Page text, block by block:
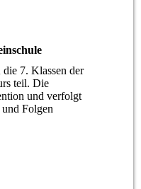
7. Klassen der
teil. Die
und verfolgt
Folgen